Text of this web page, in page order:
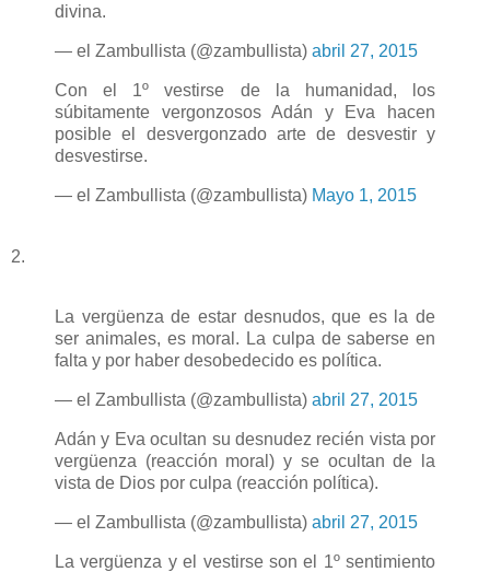
divina.
— el Zambullista (@zambullista) abril 27, 2015
Con el 1º vestirse de la humanidad, los
súbitamente vergonzosos Adán y Eva hacen
posible el desvergonzado arte de desvestir y
desvestirse.
— el Zambullista (@zambullista) Mayo 1, 2015
2.
La vergüenza de estar desnudos, que es la de
ser animales, es moral. La culpa de saberse en
falta y por haber desobedecido es política.
— el Zambullista (@zambullista) abril 27, 2015
Adán y Eva ocultan su desnudez recién vista por
vergüenza (reacción moral) y se ocultan de la
vista de Dios por culpa (reacción política).
— el Zambullista (@zambullista) abril 27, 2015
La vergüenza y el vestirse son el 1º sentimiento